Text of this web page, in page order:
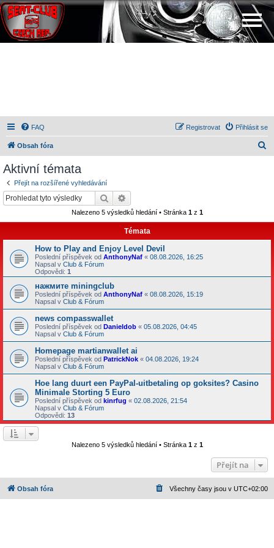
FAQ Přihlásit se
Registrovat
Obsah fóra
Aktivní témata
Přejít na rozšířené vyhledávání
Hledat
Nalezeno 5 výsledků hledání • Stránka 1z 1
Témata
How to Play and Enjoy Level Devil
Poslední příspěvek od AnthonyNaf « 08.08.2026, 16:25
Napsal v Club & Fórum
Odpovědi: 1
нажмите miningclub
Poslední příspěvek od AnthonyNaf « 08.08.2026, 15:19
Napsal v Club & Fórum
news compasswallet
Poslední příspěvek od Danieldob « 05.08.2026, 04:45
Napsal v Club & Fórum
Homepage martianwallet ai
Poslední příspěvek od PatrickNok « 04.08.2026, 19:24
Napsal v Club & Fórum
Hoe lang duurt een PayPal-uitbetaling op goksites? Casino
Minimale Storting 5 Euro
Poslední příspěvek od kinrfug « 02.08.2026, 21:54
Napsal v Club & Fórum
Odpovědi: 13
Nalezeno 5 výsledků hledání • Stránka 1z 1
Přejít na
Obsah fóra Všechny časy jsou v UTC+02:00